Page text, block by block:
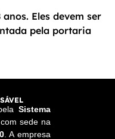
Eles devem ser
pela portaria
Sistema
, com sede na
. A empresa